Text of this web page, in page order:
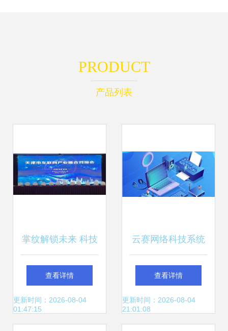
PRODUCT
产品列表
掌纹解锁未来 科技
赋能智慧出行，重
塑车联网新生态
查看详情
更新时间：2026-08-04
01:47:15
云赛网络科技系统
开发质量保证与技
术开发能力解析
查看详情
更新时间：2026-08-04
21:01:08